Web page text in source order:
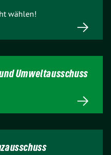
wählen!
Umweltausschuss